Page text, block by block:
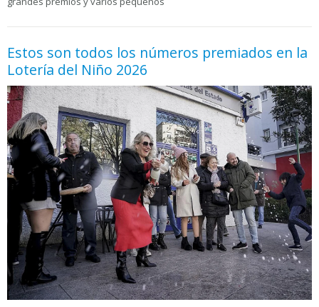
Estos son todos los números premiados en la
Lotería del Niño 2026